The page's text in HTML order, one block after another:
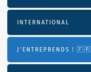
INTERNATIONAL
J'ENTREPRENDS ! 🇫🇷